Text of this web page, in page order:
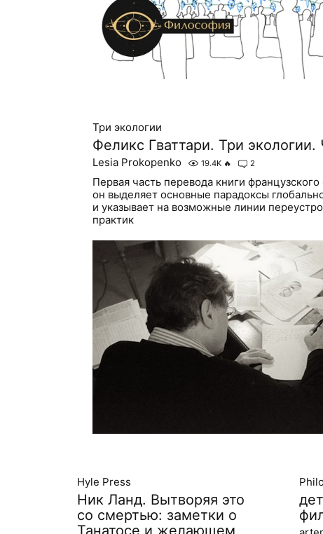
Три экологии
Феликс Гваттари. Три экологии.
Lesia Prokopenko 19.4K 🔥 2
Первая часть перевода книги
он выделяет основные парадоксы
и указывает на возможные линии
практик
Hyle Press
Ник Ланд. Вытворяя это
со смертью: заметки о
Танатосе и желающем